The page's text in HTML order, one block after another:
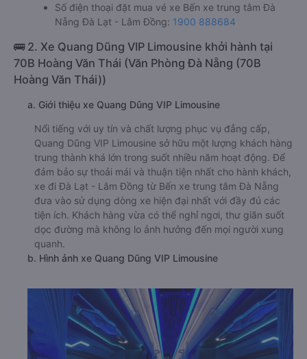
Số điện thoại đặt mua vé xe Bến xe trung tâm Đà
Nẵng Đà Lạt - Lâm Đồng: 1900 888684
🚌 2. Xe Quang Dũng VIP Limousine khởi hành tại
70B Hoàng Văn Thái (Văn Phòng Đà Nẵng (70B
Hoàng Văn Thái))
a. Giới thiệu xe Quang Dũng VIP Limousine
Nổi tiếng với uy tín và chất lượng phục vụ đẳng cấp,
Quang Dũng VIP Limousine sở hữu một lượng khách hàng
trung thành khá lớn trong suốt nhiều năm hoạt động. Để
đảm bảo sự thoải mái và thuận tiện nhất cho hành khách,
xe đi Đà Lạt - Lâm Đồng từ Bến xe trung tâm Đà Nẵng
đưa vào sử dụng dòng xe hiện đại nhất với đầy đủ các
tiện ích. Khách hàng vừa có thể nghỉ ngơi, thư giãn suốt
dọc đường mà không lo ảnh hưởng đến mọi người xung
quanh.
b. Hình ảnh xe Quang Dũng VIP Limousine